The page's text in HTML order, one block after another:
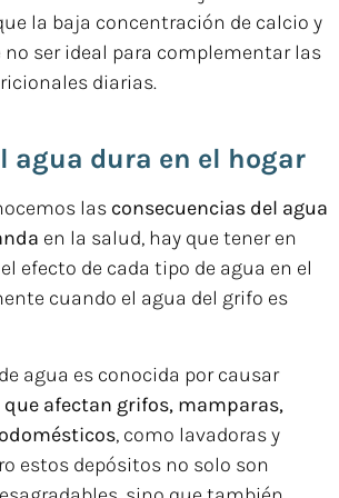
la baja concentración de calcio y
ser ideal para complementar las
diarias.
agua dura en el hogar
las consecuencias del agua
en la salud, hay que tener en
efecto de cada tipo de agua en el
cuando el agua del grifo es
agua es conocida por causar
afectan grifos, mamparas,
, como lavadoras y
estos depósitos no solo son